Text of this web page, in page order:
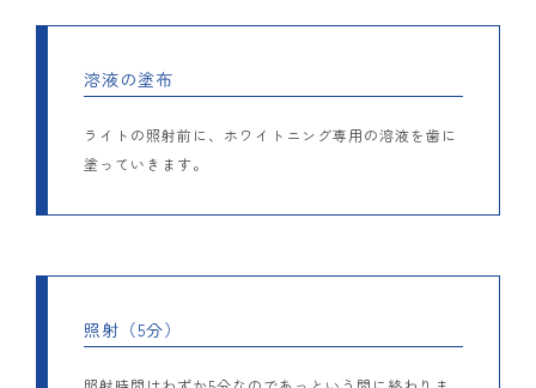
溶液の塗布
ライトの照射前に、ホワイトニング専用の溶液を歯に
塗っていきます。
照射（5分）